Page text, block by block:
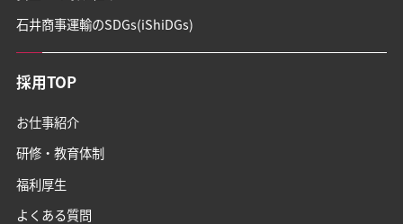
石井商事運輸のSDGs(iShiDGs)
採用TOP
お仕事紹介
研修・教育体制
福利厚生
よくある質問